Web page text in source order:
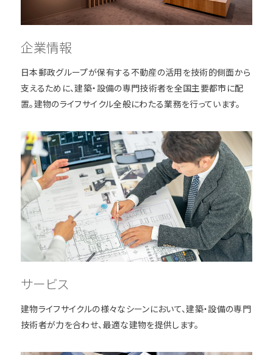
工事監理
維持管理
OUR EXPERTISE
私たちの特色
建物の資産価値と機能の維持
地域社会発展への貢献
環境への配慮
PROJECTS
プロジェクト
2020年代
2010年代
FEATURE ARTICLES
特集記事
JOIN US
企業情報
日本郵政グループが保有する不動産の活用を技術的側面から
支えるために、建築・設備の専門技術者を全国主要都市に配
置。建物のライフサイクル全般にわたる業務を行っています。
サービス
建物ライフサイクルの様々なシーンにおいて、建築・設備の専門
技術者が力を合わせ、最適な建物を提供します。